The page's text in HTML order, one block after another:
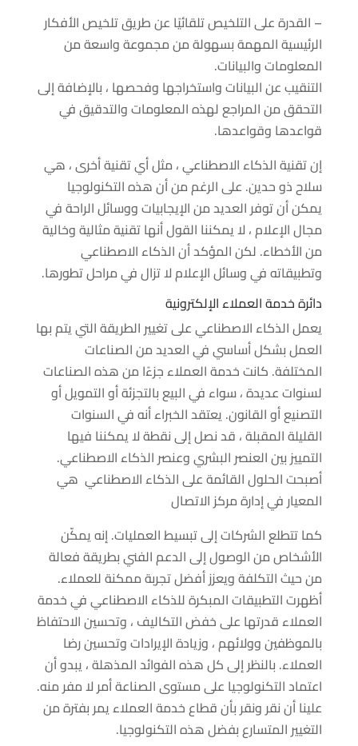
– القدرة على التلخيص تلقائيًا عن طريق تلخيص الأفكار
الرئيسية المهمة بسهولة من مجموعة واسعة من
المعلومات والبيانات.
التنقيب عن البيانات واستخراجها وفحصها ، بالإضافة إلى
التحقق من المراجع لهذه المعلومات والتدقيق في
قواعدها وقواعدها.
إن تقنية الذكاء الاصطناعي ، مثل أي تقنية أخرى ، هي
سلاح ذو حدين. على الرغم من أن هذه التكنولوجيا
يمكن أن توفر العديد من الإيجابيات ووسائل الراحة في
مجال الإعلام ، لا يمكننا القول أنها تقنية مثالية وخالية
من الأخطاء. لكن المؤكد أن الذكاء الاصطناعي
وتطبيقاته في وسائل الإعلام لا تزال في مراحل تطورها.
دائرة خدمة العملاء الإلكترونية
يعمل الذكاء الاصطناعي على تغيير الطريقة التي يتم بها
العمل بشكل أساسي في العديد من الصناعات
المختلفة. كانت خدمة العملاء جزءًا من هذه الصناعات
لسنوات عديدة ، سواء في البيع بالتجزئة أو التمويل أو
التصنيع أو القانون. يعتقد الخبراء أنه في السنوات
القليلة المقبلة ، قد نصل إلى نقطة لا يمكننا فيها
التمييز بين العنصر البشري وعنصر الذكاء الاصطناعي.
أصبحت الحلول القائمة على الذكاء الاصطناعي هي
المعيار في إدارة مركز الاتصال
كما تتطلع الشركات إلى تبسيط العمليات. إنه يمكّن
الأشخاص من الوصول إلى الدعم الفني بطريقة فعالة
من حيث التكلفة ويعزز أفضل تجربة ممكنة للعملاء.
أظهرت التطبيقات المبكرة للذكاء الاصطناعي في خدمة
العملاء قدرتها على خفض التكاليف ، وتحسين الاحتفاظ
بالموظفين وولائهم ، وزيادة الإيرادات وتحسين رضا
العملاء. بالنظر إلى كل هذه الفوائد المذهلة ، يبدو أن
اعتماد التكنولوجيا على مستوى الصناعة أمر لا مفر منه.
علينا أن نقر ونقر بأن قطاع خدمة العملاء يمر بفترة من
التغيير المتسارع بفضل هذه التكنولوجيا.